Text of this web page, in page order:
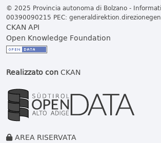
© 2025 Provincia autonoma di Bolzano -
00390090215 PEC:
CKAN API
Open Knowledge Foundation
Realizzato conCKAN
AREA RISERVATA